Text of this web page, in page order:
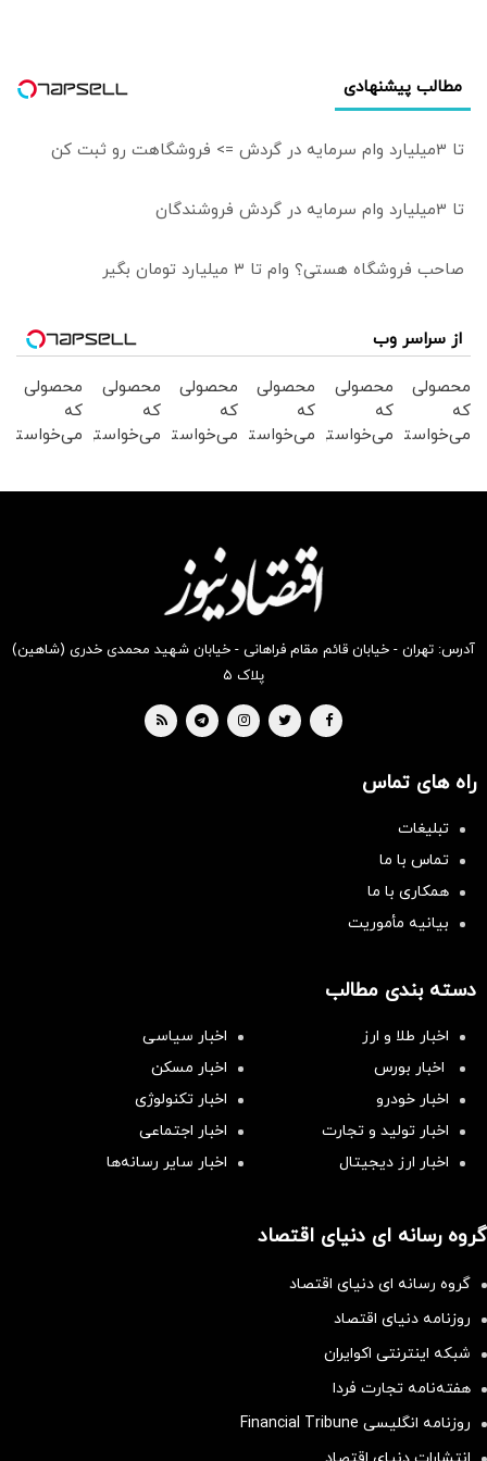
مطالب پیشنهادی
تا 3میلیارد وام سرمایه در گردش => فروشگاهت رو ثبت کن
تا 3میلیارد وام سرمایه در گردش فروشندگان
صاحب فروشگاه هستی؟ وام تا ۳ میلیارد تومان بگیر
از سراسر وب
محصولی
که
می‌خواستی
محصولی
که
می‌خواستی
محصولی
که
می‌خواستی
بخر !
محصولی
که
می‌خواستی
بخر !
محصولی
که
می‌خواستی
محصولی
که
می‌خواستی
آدرس: تهران - خیابان قائم مقام فراهانی - خیابان شهید محمدی خدری (شاهین)
پلاک ۵
راه های تماس
تبلیغات
تماس با ما
همکاری با ما
بیانیه مأموریت
دسته بندی مطالب
اخبار طلا و ارز
اخبار سیاسی
اخبار بورس
اخبار مسکن
اخبار خودرو
اخبار تکنولوژی
اخبار تولید و تجارت
اخبار اجتماعی
اخبار ارز دیجیتال
اخبار سایر رسانه‌‌ها
گروه رسانه ای دنیای اقتصاد
گروه رسانه ای دنیای اقتصاد
روزنامه دنیای اقتصاد
شبکه اینترنتی اکوایران
هفته‌نامه تجارت فردا
روزنامه انگلیسی Financial Tribune